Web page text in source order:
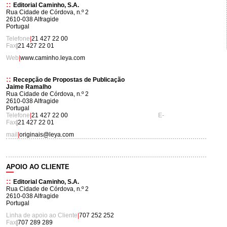
:: Editorial Caminho, S.A.
Rua Cidade de Córdova, n.º 2
2610-038 Alfragide
Portugal
Telefone 21 427 22 00
Fax| 21 427 22 01
Web www.caminho.leya.com
:: Recepção de Propostas de Publicação
Jaime Ramalho
Rua Cidade de Córdova, n.º 2
2610-038 Alfragide
Portugal
Telefone 21 427 22 00
Fax| 21 427 22 01
E-
mail originais@leya.com
APOIO AO CLIENTE
:: Editorial Caminho, S.A.
Rua Cidade de Córdova, n.º 2
2610-038 Alfragide
Portugal
Linha de apoio ao Cliente 707 252 252
Fax| 707 289 289